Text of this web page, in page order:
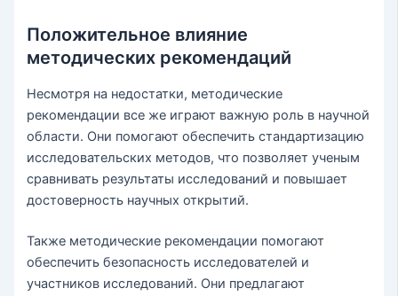
Положительное влияние
методических рекомендаций
Несмотря на недостатки, методические
рекомендации все же играют важную роль в научной
области. Они помогают обеспечить стандартизацию
исследовательских методов, что позволяет ученым
сравнивать результаты исследований и повышает
достоверность научных открытий.
Также методические рекомендации помогают
обеспечить безопасность исследователей и
участников исследований. Они предлагают